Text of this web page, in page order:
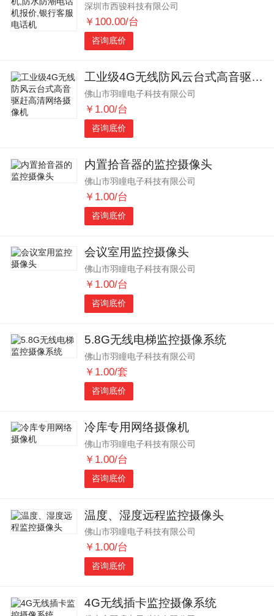
深圳市西骏科技有限公司
￥100.00/台
咨询底价
工业级4G无线防风云台式高音驱赶高清网络摄像机
佛山市羽瞳电子科技有限公司
￥1.00/台
咨询底价
内置拾音器的监控摄像头
佛山市羽瞳电子科技有限公司
￥1.00/台
咨询底价
会议室用监控摄像头
佛山市羽瞳电子科技有限公司
￥1.00/台
咨询底价
5.8G无线电梯监控摄像系统
佛山市羽瞳电子科技有限公司
￥1.00/套
咨询底价
冷库专用网络摄像机
佛山市羽瞳电子科技有限公司
￥1.00/台
咨询底价
温度、湿度远程监控摄像头
佛山市羽瞳电子科技有限公司
￥1.00/台
咨询底价
4G无线插卡监控摄像系统